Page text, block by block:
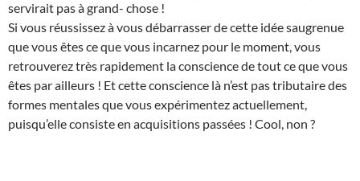
servirait pas à grand- chose !
Si vous réussissez à vous débarrasser de cette idée saugrenue
que vous êtes ce que vous incarnez pour le moment, vous
retrouverez très rapidement la conscience de tout ce que vous
êtes par ailleurs ! Et cette conscience là n’est pas tributaire des
formes mentales que vous expérimentez actuellement,
puisqu’elle consiste en acquisitions passées ! Cool, non ?